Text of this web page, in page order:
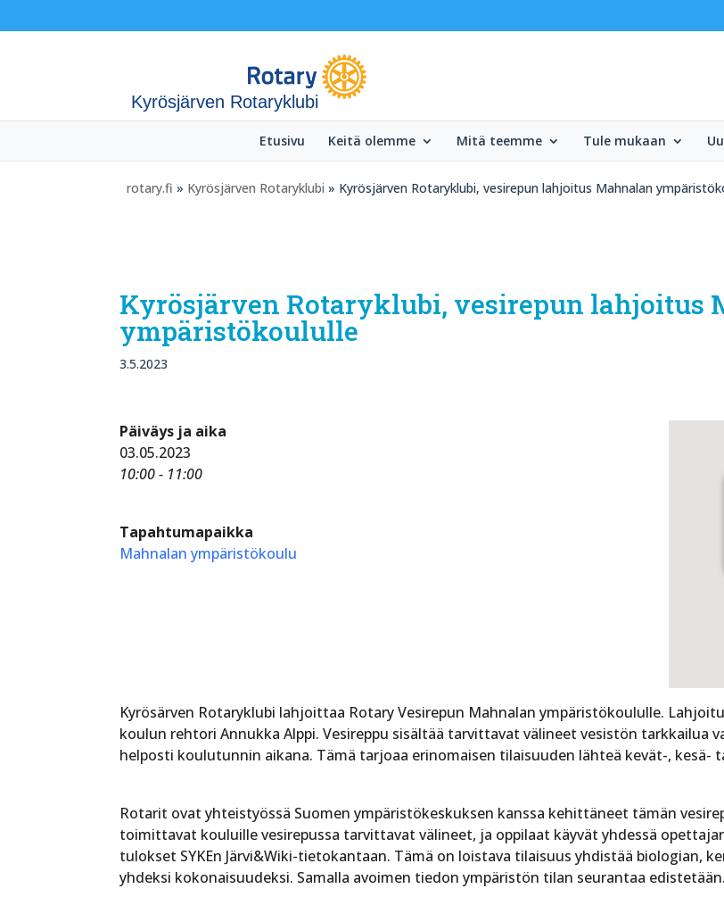
Kyrösjärven Rotaryklubi
Etusivu Keitä olemme Mitä teemme Tule mukaan
rotary.fi » Kyrösjärven Rotaryklubi » Kyrösjärven Rotaryklubi, vesirepun lahjoitus Mahnalan
Kyrösjärven Rotaryklubi, vesirepun lahjoitus
ympäristökoululle
3.5.2023
Päiväys ja aika
03.05.2023
10:00 - 11:00
Tapahtumapaikka
Mahnalan ympäristökoulu
Kyrösärven Rotaryklubi lahjoittaa Rotary Vesirepun Mahnalan ympäristökoululle.
koulun rehtori Annukka Alppi. Vesireppu sisältää tarvittavat välineet vesistön tarkkailua
helposti koulutunnin aikana. Tämä tarjoaa erinomaisen tilaisuuden lähteä kevät-, kesä-
Rotarit ovat yhteistyössä Suomen ympäristökeskuksen kanssa kehittäneet tämän
toimittavat kouluille vesirepussa tarvittavat välineet, ja oppilaat käyvät yhdessä
tulokset SYKEn Järvi&Wiki-tietokantaan. Tämä on loistava tilaisuus yhdistää biologian,
yhdeksi kokonaisuudeksi. Samalla avoimen tiedon ympäristön tilan seurantaa edistetään.